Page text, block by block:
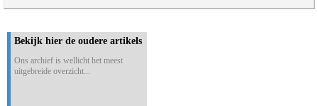
Bekijk hier de oudere artikels
Ons archief is wellicht het meest
uitgebreide overzicht...